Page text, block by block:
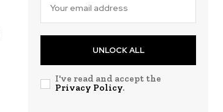
UNLOCK ALL
I've read and accept the
Privacy Policy.